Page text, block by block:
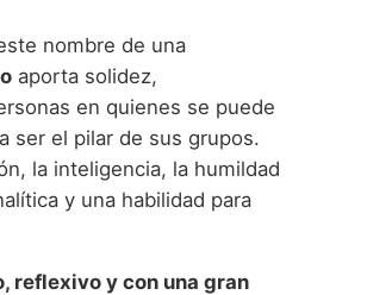
nombre de una
aporta solidez,
en quienes se puede
ser el pilar de sus grupos.
la inteligencia, la humildad
y una habilidad para
reflexivo y con una gran